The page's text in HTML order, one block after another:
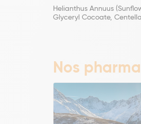
Helianthus Annuus
Glyceryl Cocoate,
Nos